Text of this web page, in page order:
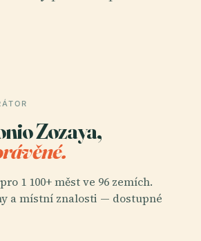
Zozaya,
1 100+ měst ve 96 zemích.
a místní znalosti — dostupné